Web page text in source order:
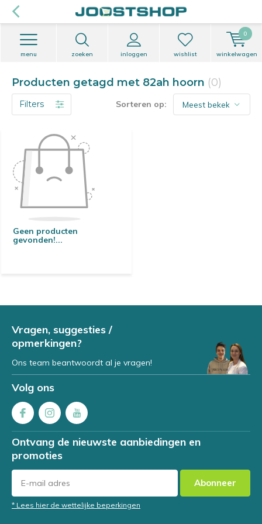
zoeken inloggen
menu wishlist winkelwagen
0
Producten getagd met 82ah hoorn (0)
Filters Sorteren op:
Geen producten
gevonden!...
Vragen, suggesties /
opmerkingen?
Ons team beantwoordt al je vragen!
Volg ons
Ontvang de nieuwste aanbiedingen en
promoties
Abonneer
* Lees hier de wettelijke beperkingen